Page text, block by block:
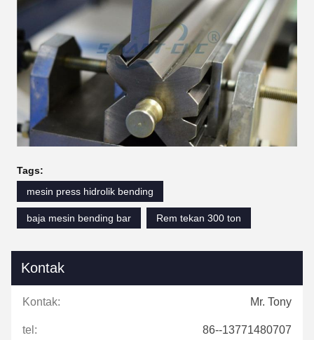
Tags:
mesin press hidrolik bending
baja mesin bending bar Rem tekan 300 ton
Kontak
Kontak: Mr. Tony
tel: 86--13771480707